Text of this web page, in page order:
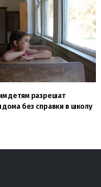
детям разрешат
дома без справки в школу